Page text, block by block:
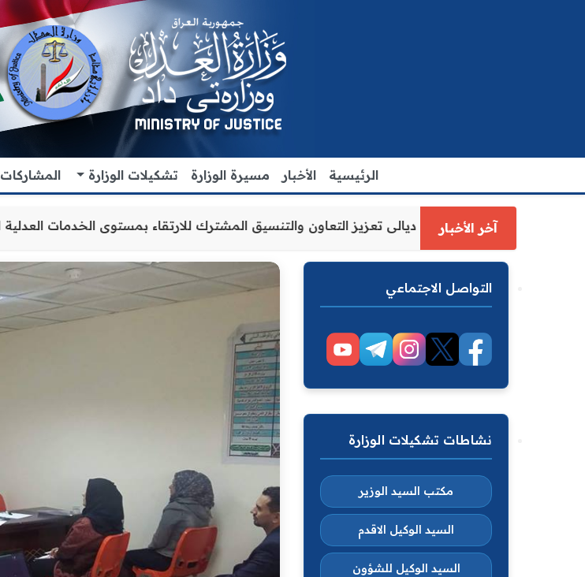
الرئيسية الأخبار مسيرة الوزارة تشكيلات الوزارة
آخر الأخبار
العدل الاقدم يبحث مع رئيس مجلس محافظة ديالى تعزيز التعاون والتنسيق المشترك للارتقاء بمستوى
التواصل الاجتماعي
نشاطات تشكيلات الوزارة
مكتب السيد الوزير
السيد الوكيل الاقدم
السيد الوكيل للشؤون